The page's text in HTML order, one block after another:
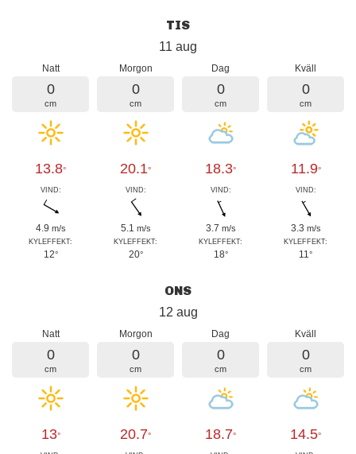
TIS
11 aug
Natt
0
cm
13.8°
VIND:
4.9 m/s
KYLEFFEKT:
12°
Morgon
0
cm
20.1°
VIND:
5.1 m/s
KYLEFFEKT:
20°
Dag
0
cm
18.3°
VIND:
3.7 m/s
KYLEFFEKT:
18°
Kväll
0
cm
11.9°
VIND:
3.3 m/s
KYLEFFEKT:
11°
ONS
12 aug
Natt
0
cm
13°
Morgon
0
cm
20.7°
Dag
0
cm
18.7°
Kväll
0
cm
14.5°